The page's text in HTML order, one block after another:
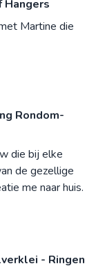
Martine die
Rondom-
die bij elke
de gezellige
me naar huis.
- Ringen